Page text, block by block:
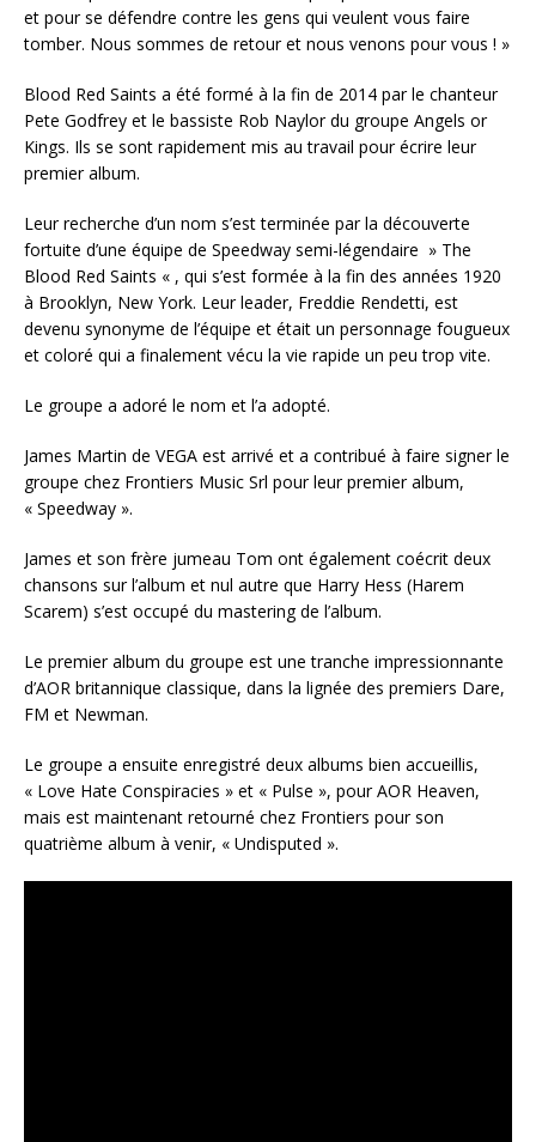
et pour se défendre contre les gens qui veulent vous faire
tomber. Nous sommes de retour et nous venons pour vous ! »
Blood Red Saints a été formé à la fin de 2014 par le chanteur
Pete Godfrey et le bassiste Rob Naylor du groupe Angels or
Kings. Ils se sont rapidement mis au travail pour écrire leur
premier album.
Leur recherche d’un nom s’est terminée par la découverte
fortuite d’une équipe de Speedway semi-légendaire » The
Blood Red Saints « , qui s’est formée à la fin des années 1920
à Brooklyn, New York. Leur leader, Freddie Rendetti, est
devenu synonyme de l’équipe et était un personnage fougueux
et coloré qui a finalement vécu la vie rapide un peu trop vite.
Le groupe a adoré le nom et l’a adopté.
James Martin de VEGA est arrivé et a contribué à faire signer le
groupe chez Frontiers Music Srl pour leur premier album,
« Speedway ».
James et son frère jumeau Tom ont également coécrit deux
chansons sur l’album et nul autre que Harry Hess (Harem
Scarem) s’est occupé du mastering de l’album.
Le premier album du groupe est une tranche impressionnante
d’AOR britannique classique, dans la lignée des premiers Dare,
FM et Newman.
Le groupe a ensuite enregistré deux albums bien accueillis,
« Love Hate Conspiracies » et « Pulse », pour AOR Heaven,
mais est maintenant retourné chez Frontiers pour son
quatrième album à venir, « Undisputed ».